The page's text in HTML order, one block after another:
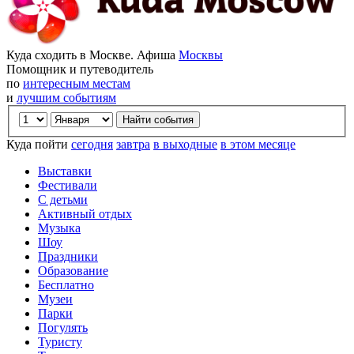
Куда сходить в Москве. Афиша Москвы
Помощник и путеводитель
по интересным местам
и лучшим событиям
Куда пойти сегодня завтра в выходные в этом месяце
Выставки
Фестивали
С детьми
Активный отдых
Музыка
Шоу
Праздники
Образование
Бесплатно
Музеи
Парки
Погулять
Туристу